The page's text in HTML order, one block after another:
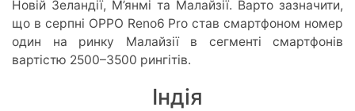
Новій Зеландії, М’янмі та Малайзії. Варто зазначити,
що в серпні OPPO Reno6 Pro став смартфоном номер
один на ринку Малайзії в сегменті смартфонів
вартістю 2500–3500 рингітів.
Індія